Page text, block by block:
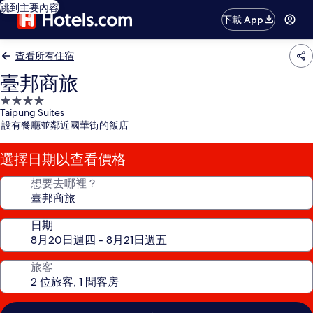
跳到主要內容
下載 App
查看所有住宿
臺邦商旅
4.0
星
級
住
宿
Taipung Suites
設有餐廳並鄰近國華街的飯店
選擇日期以查看價格
想要去哪裡？
日期
旅客